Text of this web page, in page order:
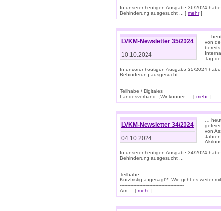
In unserer heutigen Ausgabe 36/2024
Behinderung ausgesucht ... [ mehr]
LVKM-Newsletter 35/2024
10.10.2024
…
von
bereits
Tag
In unserer heutigen Ausgabe 35/2024
Behinderung ausgesucht ...
Teilhabe / Digitales
Landesverband: „Wir können ... [ mehr]
LVKM-Newsletter 34/2024
04.10.2024
…
von
In unserer heutigen Ausgabe 34/2024
Behinderung ausgesucht ...
Teilhabe
Kurzfristig abgesagt?! Wie geht es weiter
-------------------------------------------
Am ... [ mehr]